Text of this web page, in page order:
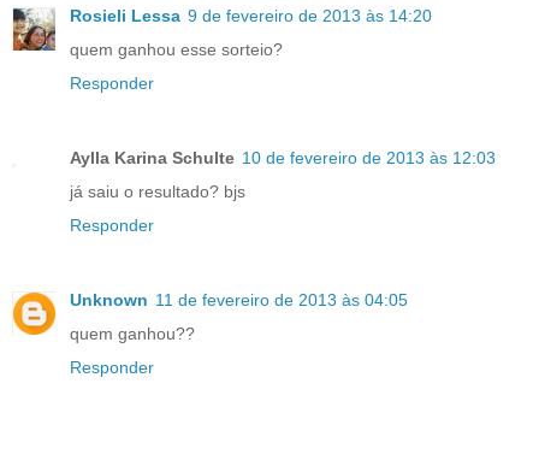
Rosieli Lessa 9 de fevereiro de 2013 às 14:20
quem ganhou esse sorteio?
Responder
Aylla Karina Schulte 10 de fevereiro de 2013 às 12:03
já saiu o resultado? bjs
Responder
Unknown 11 de fevereiro de 2013 às 04:05
quem ganhou??
Responder